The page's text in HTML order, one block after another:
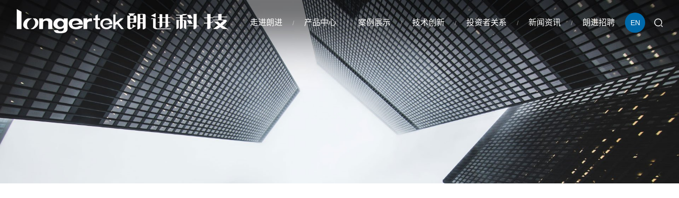
EN
走进朗进 产品中心 案例展示 技术创新 投资者关系 新闻资讯 朗进招聘